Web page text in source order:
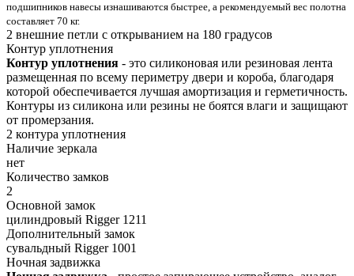
подшипников навесы изнашиваются быстрее, а рекомендуемый вес полотна
составляет 70 кг.
2 внешние петли с открыванием на 180 градусов
Контур уплотнения
Контур уплотнения - это силиконовая или резиновая лента
размещенная по всему периметру двери и короба, благодаря
которой обеспечивается лучшая амортизация и герметичность.
Контуры из силикона или резины не боятся влаги и защищают
от промерзания.
2 контура уплотнения
Наличие зеркала
нет
Количество замков
2
Основной замок
цилиндровый Rigger 1211
Дополнительный замок
сувальдный Rigger 1001
Ночная задвижка